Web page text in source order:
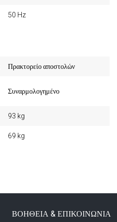
50 Hz
Πρακτορείο αποστολών
Συναρμολογημένο
93 kg
69 kg
ΒΟΗΘΕΙΑ & ΕΠΙΚΟΙΝΩΝΙΑ